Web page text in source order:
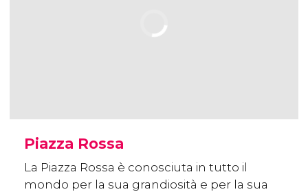
Piazza Rossa
La Piazza Rossa è conosciuta in tutto il
mondo per la sua grandiosità e per la sua